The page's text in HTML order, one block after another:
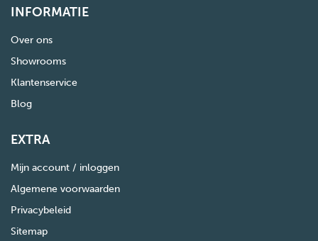
INFORMATIE
Over ons
Showrooms
Klantenservice
Blog
EXTRA
Mijn account / inloggen
Algemene voorwaarden
Privacybeleid
Sitemap